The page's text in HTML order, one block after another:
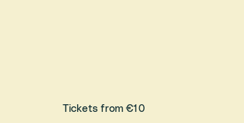
Tickets from €10